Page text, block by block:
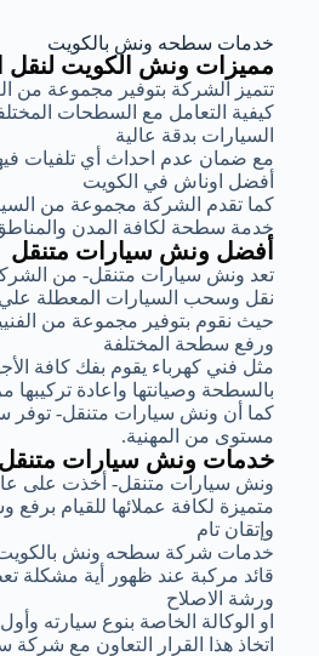
خدمات سطحه ونش بالكويت
مميزات ونش الكويت لنقل
تتميز الشركة بتوفير مجموعة من
كيفية التعامل مع السطحات
السيارات بدقة عالية
مع ضمان عدم احداث أي تلفيات
أفضل اوناش في الكويت
كما تقدم الشركة مجموعة من
خدمة سطحة لكافة المدن
أفضل ونش سيارات متنقل
تعد ونش سيارات متنقل- من
نقل وسحب السيارات المعطلة
حيث نقوم بتوفير مجموعة من
ورفع سطحة المختلفة
مثل فني كهرباء يقوم بفك كافة
بالسطحة وصيانتها واعادة تركيبها
كما أن ونش سيارات متنقل- توفر
مستوى من المهنية.
خدمات ونش سيارات متنقل
ونش سيارات متنقل- أخذت على
متميزة لكافة عملائها للقيام
وإتقان تام
خدمات شركة سطحه ونش بالكويت
قائد مركبة عند ظهور أية مشكلة
ورشة الاصلاح
او الوكالة الخاصة بنوع سيارته
اتخاذ هذا القرار التعاون مع